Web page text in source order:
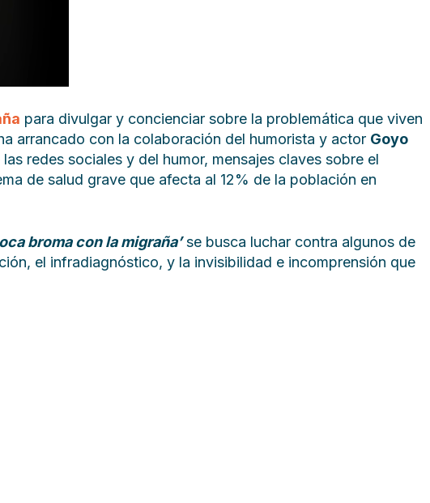
para divulgar y concienciar sobre la problemática que viven
arrancado con la colaboración del humorista y actor Goyo
redes sociales y del humor, mensajes claves sobre el
de salud grave que afecta al 12% de la población en
broma con la migraña’se busca luchar contra algunos de
el infradiagnóstico, y la invisibilidad e incomprensión que